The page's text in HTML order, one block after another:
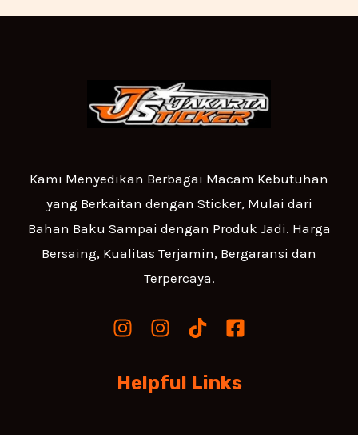
Kami Menyedikan Berbagai Macam Kebutuhan
yang Berkaitan dengan Sticker, Mulai dari
Bahan Baku Sampai dengan Produk Jadi. Harga
Bersaing, Kualitas Terjamin, Bergaransi dan
Terpercaya.
Helpful Links